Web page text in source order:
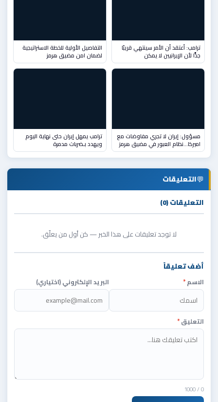
ترامب: أعتقد أن الأمر سينتهي قريبًا
جدًّا لأن الإيرانيين لا يمكن
التفاصيل الأولية للخطة الاستراتيجية
لضمان امن مضيق هرمز
مسؤول: إيران لا تجري مفاوضات مع
اميركا...نظام العبور في مضيق هرمز
ترامب يمهل إيران حتى نهاية اليوم
ويهدد بـضربات مدمرة
💬التعليقات
التعليقات (0)
لا توجد تعليقات على هذا الخبر — كن أول من يعلّق.
أضف تعليقاً
الاسم* البريد الإلكتروني (اختياري)
التعليق*
0
/ 1000